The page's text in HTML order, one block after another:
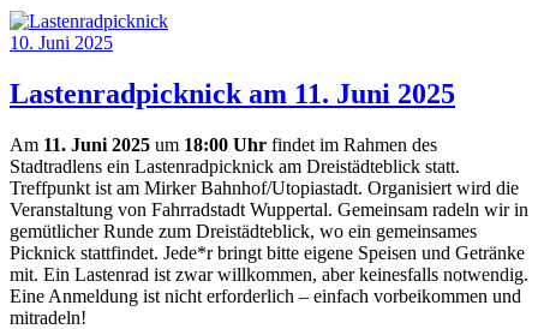
10. Juni 2025
Lastenradpicknick am 11. Juni 2025
Am 11. Juni 2025 um 18:00 Uhr findet im Rahmen des
Stadtradlens ein Lastenradpicknick am Dreistädteblick statt.
Treffpunkt ist am Mirker Bahnhof/Utopiastadt. Organisiert wird die
Veranstaltung von Fahrradstadt Wuppertal. Gemeinsam radeln wir in
gemütlicher Runde zum Dreistädteblick, wo ein gemeinsames
Picknick stattfindet. Jede*r bringt bitte eigene Speisen und Getränke
mit. Ein Lastenrad ist zwar willkommen, aber keinesfalls notwendig.
Eine Anmeldung ist nicht erforderlich – einfach vorbeikommen und
mitradeln!